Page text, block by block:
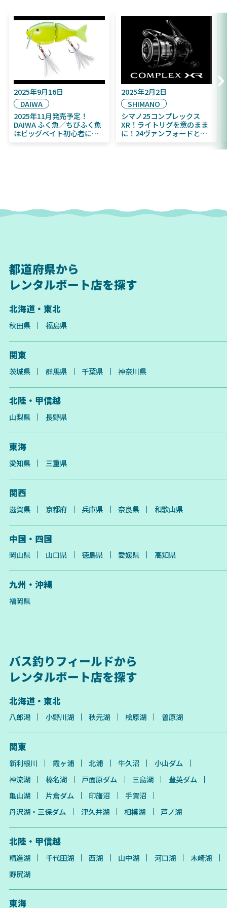
2025年9月16日
DAIWA
2025年11月発売予定！
DAIWA ふく魚／ちびふく魚
はビッグベイト初心者にお
2025年2月2日
SHIMANO
シマノ25コンプレックス
XR！ライトリグを意のまま
に！24ヴァンフォードとの
都道府県から
レンタルボート店を探す
北海道・東北
秋田県 福島県
関東
茨城県 群馬県 千葉県 神奈川県
北陸・甲信越
山梨県 長野県
東海
愛知県 三重県
関西
滋賀県 京都府 兵庫県 奈良県 和歌山県
中国・四国
岡山県 山口県 徳島県 愛媛県 高知県
九州・沖縄
福岡県
バス釣りフィールドから
レンタルボート店を探す
北海道・東北
八郎潟 小野川湖 秋元湖 桧原湖 曽原湖
関東
新利根川 霞ヶ浦 北浦 牛久沼
小山ダム
神流湖
榛名湖 戸面原ダム 三島湖
豊英ダム
亀山湖
片倉ダム 印旛沼
手賀沼
丹沢湖・三保ダム
津久井湖 相模湖 芦ノ湖
北陸・甲信越
精進湖 千代田湖 西湖 山中湖 河口湖
木崎湖
野尻湖
東海